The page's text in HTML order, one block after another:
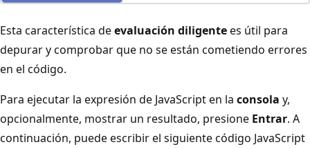
Esta característica deevaluación diligentees útil para
depurar y comprobar que no se están cometiendo errores
en el código.
Para ejecutar la expresión de JavaScript en la consola y,
opcionalmente, mostrar un resultado, presione Entrar. A
continuación, puede escribir el siguiente código JavaScript